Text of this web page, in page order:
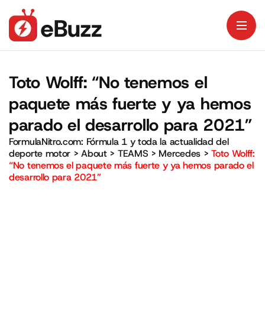
Toto Wolff: “No tenemos el
paquete más fuerte y ya hemos
parado el desarrollo para 2021”
FormulaNitro.com: Fórmula 1 y toda la actualidad del
deporte motor >About> TEAMS > Mercedes >Toto Wolff:
“No tenemos el paquete más fuerte y ya hemos parado el
desarrollo para 2021”